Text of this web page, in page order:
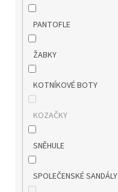
WONDERS
ZAXY
PANTOFLE
ŽABKY
KOTNÍKOVÉ BOTY
KOZAČKY
SNĚHULE
SPOLEČENSKÉ SANDÁLY